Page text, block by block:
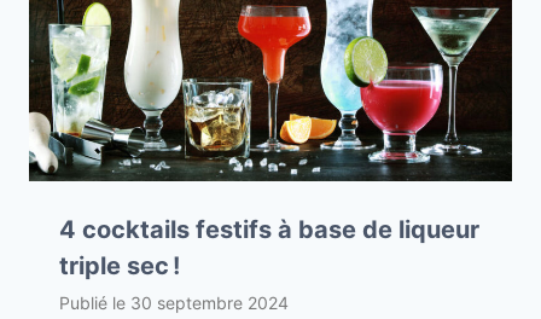
4 cocktails festifs à base de liqueur
triple sec !
Publié le 30 septembre 2024